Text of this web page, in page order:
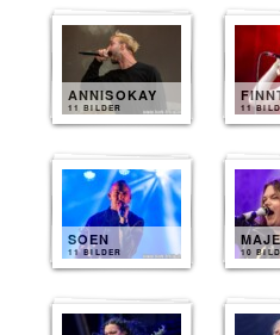
ANNISOKAY
11 BILDER 11
SOEN
11 BILDER 10